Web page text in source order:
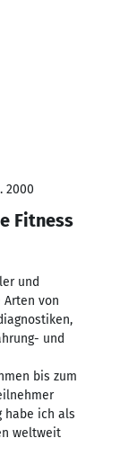
2000
Fitness
und
Arten von
und
bis zum
habe ich als
weltweit